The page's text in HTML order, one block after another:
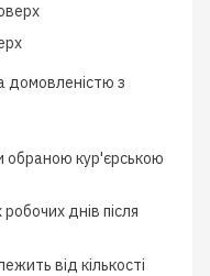
домовленістю з
обраною кур'єрською
робочих днів після
від кількості